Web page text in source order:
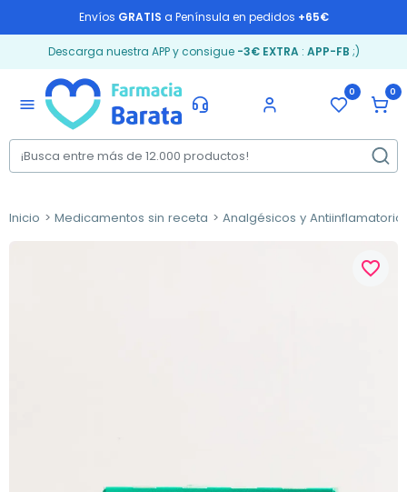
Envíos GRATIS a Península en pedidos +65€
Descarga nuestra APP y consigue -3€ EXTRA: APP-FB ;)
menu
0 0
Inicio Medicamentos sin receta Analgésicos y
favorite_border